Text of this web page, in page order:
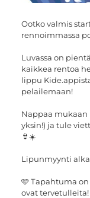
Ootko valmis
rennoimmassa
Luvassa on
kaikkea rentoa
lippu
pelailemaan!
Nappaa
yksin!) ja tule
👙☀️
Lipunmyynti
🩷 Tapahtuma
ovat tervetulleita!